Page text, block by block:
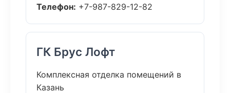
Телефон: +7-987-829-12-82
ГК Брус Лофт
Комплексная отделка помещений в
Казань